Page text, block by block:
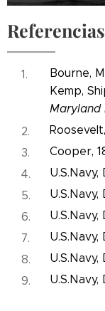
Referencias
Bourne,
Kemp,
Maryland
Cooper,